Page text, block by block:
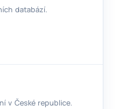
databází.
v České republice.